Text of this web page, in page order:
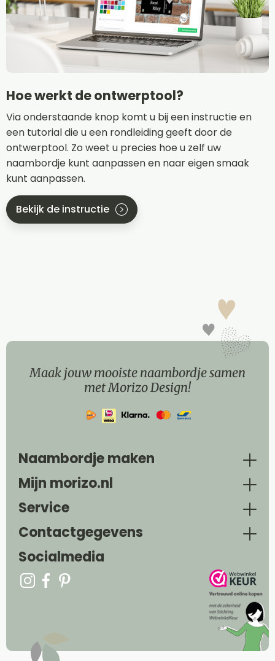
Hoe werkt de ontwerptool?
Via onderstaande knop komt u bij een instructie en
een tutorial die u een rondleiding geeft door de
ontwerptool. Zo weet u precies hoe u zelf uw
naambordje kunt aanpassen en naar eigen smaak
kunt aanpassen.
Bekijk de instructie
Maak jouw mooiste naambordje samen
met Morizo Design!
Naambordje maken
Mijn morizo.nl
Service
Contactgegevens
Socialmedia